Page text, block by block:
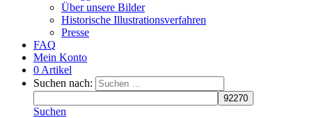
Über unsere Bilder
Historische Illustrationsverfahren
Presse
FAQ
Mein Konto
0 Artikel
Suchen nach:
Suchen